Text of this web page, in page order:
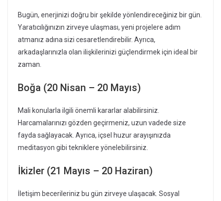
Bugün, enerjinizi doğru bir şekilde yönlendireceğiniz bir gün.
Yaratıcılığınızın zirveye ulaşması, yeni projelere adım
atmanız adına sizi cesaretlendirebilir. Ayrıca,
arkadaşlarınızla olan ilişkilerinizi güçlendirmek için ideal bir
zaman.
Boğa (20 Nisan – 20 Mayıs)
Mali konularla ilgili önemli kararlar alabilirsiniz.
Harcamalarınızı gözden geçirmeniz, uzun vadede size
fayda sağlayacak. Ayrıca, içsel huzur arayışınızda
meditasyon gibi tekniklere yönelebilirsiniz.
İkizler (21 Mayıs – 20 Haziran)
İletişim becerileriniz bu gün zirveye ulaşacak. Sosyal